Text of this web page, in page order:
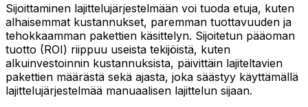
Sijoittaminen lajittelujärjestelmään voi tuoda etuja, kuten
alhaisemmat kustannukset, paremman tuottavuuden ja
tehokkaamman pakettien käsittelyn. Sijoitetun pääoman
tuotto (ROI) riippuu useista tekijöistä, kuten
alkuinvestoinnin kustannuksista, päivittäin lajiteltavien
pakettien määrästä sekä ajasta, joka säästyy käyttämällä
lajittelujärjestelmää manuaalisen lajittelun sijaan.